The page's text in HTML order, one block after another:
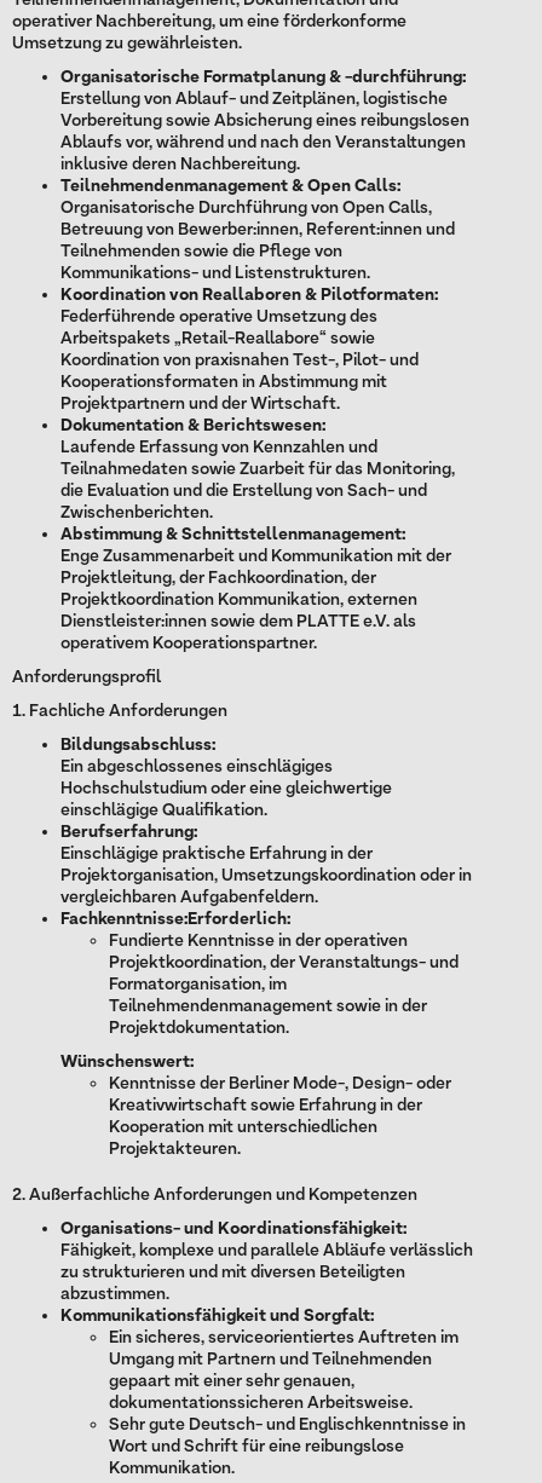
operativer Nachbereitung, um eine förderkonforme
Umsetzung zu gewährleisten.
Organisatorische Formatplanung & -durchführung:
Erstellung von Ablauf- und Zeitplänen, logistische
Vorbereitung sowie Absicherung eines reibungslosen
Ablaufs vor, während und nach den Veranstaltungen
inklusive deren Nachbereitung.
Teilnehmendenmanagement & Open Calls:
Organisatorische Durchführung von Open Calls,
Betreuung von Bewerber:innen, Referent:innen und
Teilnehmenden sowie die Pflege von
Kommunikations- und Listenstrukturen.
Koordination von Reallaboren & Pilotformaten:
Federführende operative Umsetzung des
Arbeitspakets „Retail-Reallabore“ sowie
Koordination von praxisnahen Test-, Pilot- und
Kooperationsformaten in Abstimmung mit
Projektpartnern und der Wirtschaft.
Dokumentation & Berichtswesen:
Laufende Erfassung von Kennzahlen und
Teilnahmedaten sowie Zuarbeit für das Monitoring,
die Evaluation und die Erstellung von Sach- und
Zwischenberichten.
Abstimmung & Schnittstellenmanagement:
Enge Zusammenarbeit und Kommunikation mit der
Projektleitung, der Fachkoordination, der
Projektkoordination Kommunikation, externen
Dienstleister:innen sowie dem PLATTE e.V. als
operativem Kooperationspartner.
Anforderungsprofil
1. Fachliche Anforderungen
Bildungsabschluss:
Ein abgeschlossenes einschlägiges
Hochschulstudium oder eine gleichwertige
einschlägige Qualifikation.
Berufserfahrung:
Einschlägige praktische Erfahrung in der
Projektorganisation, Umsetzungskoordination oder in
vergleichbaren Aufgabenfeldern.
Fachkenntnisse:Erforderlich:
Fundierte Kenntnisse in der operativen
Projektkoordination, der Veranstaltungs- und
Formatorganisation, im
Teilnehmendenmanagement sowie in der
Projektdokumentation.
Wünschenswert:
Kenntnisse der Berliner Mode-, Design- oder
Kreativwirtschaft sowie Erfahrung in der
Kooperation mit unterschiedlichen
Projektakteuren.
2. Außerfachliche Anforderungen und Kompetenzen
Organisations- und Koordinationsfähigkeit:
Fähigkeit, komplexe und parallele Abläufe verlässlich
zu strukturieren und mit diversen Beteiligten
abzustimmen.
Kommunikationsfähigkeit und Sorgfalt:
Ein sicheres, serviceorientiertes Auftreten im
Umgang mit Partnern und Teilnehmenden
gepaart mit einer sehr genauen,
dokumentationssicheren Arbeitsweise.
Sehr gute Deutsch- und Englischkenntnisse in
Wort und Schrift für eine reibungslose
Kommunikation.